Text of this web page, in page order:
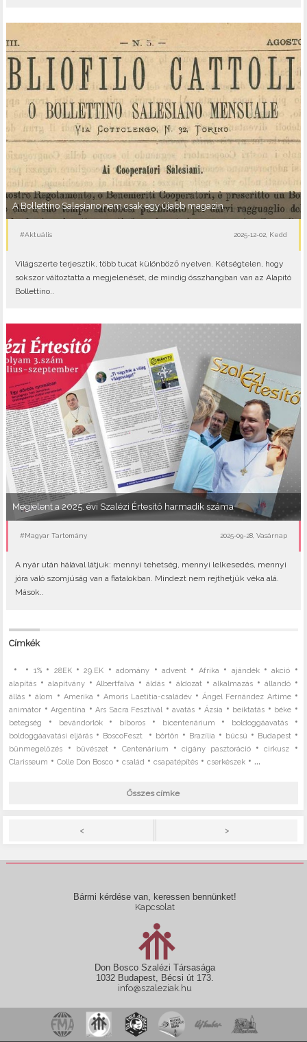
A Bollettino Salesiano nem csak egy újabb magazin
#Aktuális 2025-12-02, Kedd
Világszerte terjesztik, több tucat különböző nyelven. Kétségtelen, hogy
sokszor változtatta a megjelenését, de mindig összhangban van az Alapító
Bollettino..
Megjelent a 2025. évi Szalézi Értesítő harmadik száma
#Magyar Tartomány 2025-09-28, Vasárnap
A nyár után hálával látjuk: mennyi tehetség, mennyi lelkesedés, mennyi
jóra való szomjúság van a fiatalokban. Mindezt nem rejthetjük véka alá.
Mások..
Címkék
• • 1%• 28EK•29.EK •adomány •advent • Afrika • ajándék•akció •
alapítás • alapítvány•Albertfalva •áldás • áldozat •alkalmazás • állandó•
állás •álom • Amerika • Amoris Laetitia-családév •Ángel Fernández Artime•
animátor •Argentína •Ars Sacra Fesztivál •avatás •Ázsia • beiktatás • béke •
betegség • bevándorlók• bíboros • bicentenárium • boldoggáavatás•
boldoggáavatási eljárás • BoscoFeszt • börtön • Brazília • búcsú • Budapest •
bűnmegelőzés • bűvészet • Centenárium •cigány pasztoráció•cirkusz •
Clarisseum •Colle Don Bosco •család •csapatépítés •cserkészek • ...
Összes címke
< >
Bármi kérdése van, keressen bennünket!
Kapcsolat
Don Bosco Szalézi Társasága
1032 Budapest, Bécsi út 173.
info@szaleziak.hu